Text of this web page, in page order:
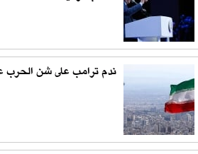
ندم ترامب على شن الحرب